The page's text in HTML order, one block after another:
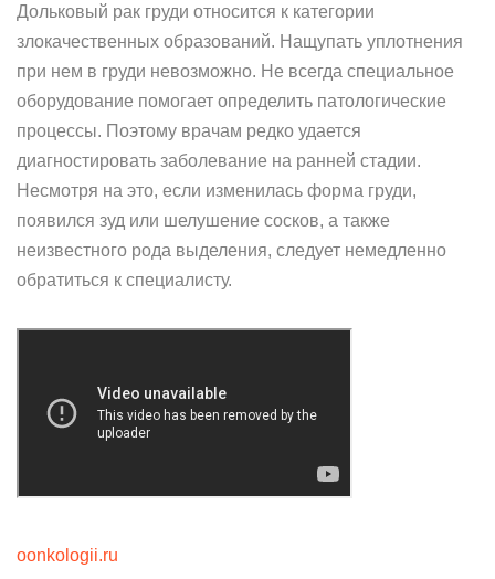
Дольковый рак груди относится к категории
злокачественных образований. Нащупать уплотнения
при нем в груди невозможно. Не всегда специальное
оборудование помогает определить патологические
процессы. Поэтому врачам редко удается
диагностировать заболевание на ранней стадии.
Несмотря на это, если изменилась форма груди,
появился зуд или шелушение сосков, а также
неизвестного рода выделения, следует немедленно
обратиться к специалисту.
oonkologii.ru